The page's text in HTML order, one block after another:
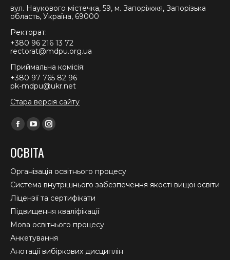
вул. Наукового містечка, 59, м. Запоріжжя, Запорізька
область, Україна, 69000
Ректорат:
+380 96 216 13 72
rectorat@mdpu.org.ua
Приймальна комісія:
+380 97 765 82 96
pk-mdpu@ukr.net
Стара версія сайту
Find us on:
Facebook
opens
in
new
window
YouTube
opens
in
new
window
Instagram
in
new
window
ОСВІТА
Організація освітнього процесу
Система внутрішнього забезпечення якості вищої освіти
Ліцензії та сертифікати
Підвищення кваліфікації
Мова освітнього процесу
Анкетування
Анотації вибіркових дисциплін